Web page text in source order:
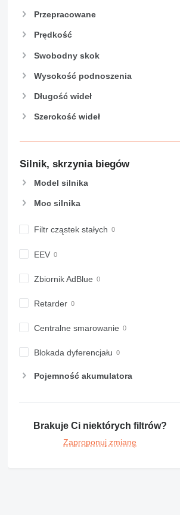
Przepracowane
Prędkość
Swobodny skok
Wysokość podnoszenia
Długość wideł
Szerokość wideł
Silnik, skrzynia biegów
Model silnika
Moc silnika
Filtr cząstek stałych
EEV
Zbiornik AdBlue
Retarder
Centralne smarowanie
Blokada dyferencjału
Pojemność akumulatora
Brakuje Ci niektórych filtrów?
Zaproponuj zmianę